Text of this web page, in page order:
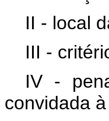
II - local
III -
IV -
convidada